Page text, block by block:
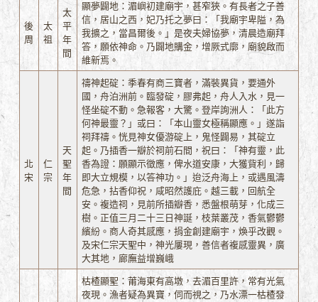
後
周
太
祖
太
平
年
間
顯夢闢地：湄嶼初建廟宇，甚窄狹。有長者之子善
信，居山之西，妃乃托之夢曰：「我廟宇卑隘，為
我擴之，當昌爾後。」是夜夫婦協夢，清晨造廟拜
答，願依神命。乃闢地購金，增厥式廓，廟貌啟而
維新焉。
北
宋
仁
宗
天
聖
年
間
禱神起碇：季春有商三寶者，滿裝異貨，要通外
國，舟泊洲前。臨發碇，膠弗起，舟人入水，見一
怪坐碇不動。急報客，大驚。登岸詢洲人：「此方
何神最靈？」或曰：「本山靈女極稱顯應。」遂詣
祠拜禱。恍見神女優游碇上，鬼怪闢易，其碇立
起。乃插香一瓣於祠前石間，祝曰：「神有靈，此
香為證：願顯示徵應，俾水道安康，大獲貲利，歸
即大立規模，以答神功。」迨泛舟海上，或遇風濤
危急，拈香仰祝，咸昭然護庇。越三載，回航全
安。複造祠，見前所插瓣香，悉盤根萌芽，化成三
樹。正值三月二十三日神誕，枝葉叢茂，香氣鬱鬱
繽紛。商人奇其感應，捐金創建廟宇，煥乎改觀。
及宋仁宗天聖中，神光屢現，善信者複感靈異，廣
大其地，廊廡益增巍峨
枯楂顯聖：莆海東有高墩，去湄百里許，常有光氣
夜現。漁者疑為異寶，伺而視之，乃水漂一枯楂發